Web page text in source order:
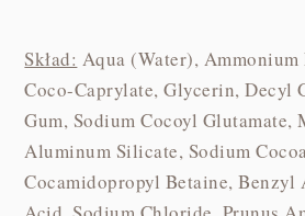
Skład: Aqua (Water),
Coco-Caprylate, Glycerin, Decyl
Gum, Sodium Cocoyl Glutamate,
Aluminum Silicate, Sodium
Cocamidopropyl Betaine,